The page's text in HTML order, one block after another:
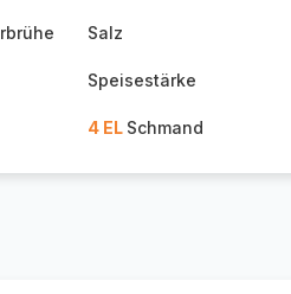
Salz
Speisestärke
4 EL Schmand